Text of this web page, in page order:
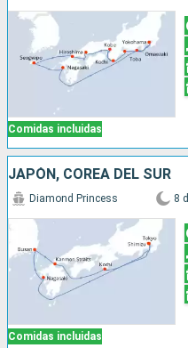
Comidas incluidas
JAPÓN, COREA DEL SUR
Comidas incluidas
Diamond Princess 8 d